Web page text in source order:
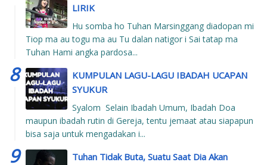
LIRIK
Hu somba ho Tuhan Marsinggang diadopan mi
Tiop ma au togu ma au Tu dalan natigor i Sai tatap ma
Tuhan Hami angka pardosa...
KUMPULAN LAGU-LAGU IBADAH UCAPAN
SYUKUR
Syalom Selain Ibadah Umum, Ibadah Doa
maupun ibadah rutin di Gereja, tentu jemaat atau siapapun
bisa saja untuk mengadakan i...
Tuhan Tidak Buta, Suatu Saat Dia Akan